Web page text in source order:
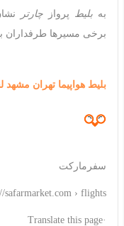
بهبلیط پروازچارتر
برخی مسیرها طرفداران
بلیط هواپیما تهران
سفرمارکت
safarmarket.com › flights
·Translate this page